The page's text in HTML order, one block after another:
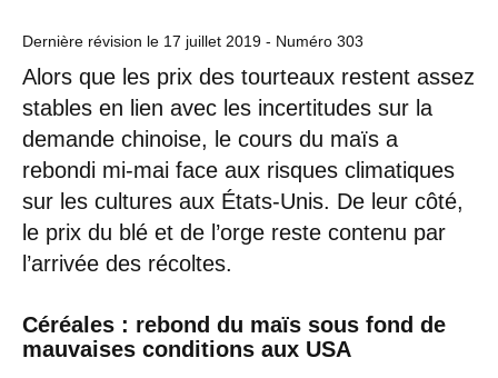
Dernière révision le 17 juillet 2019 - Numéro 303
Alors que les prix des tourteaux restent assez
stables en lien avec les incertitudes sur la
demande chinoise, le cours du maïs a
rebondi mi-mai face aux risques climatiques
sur les cultures aux États-Unis. De leur côté,
le prix du blé et de l’orge reste contenu par
l’arrivée des récoltes.
Céréales : rebond du maïs sous fond de
mauvaises conditions aux USA